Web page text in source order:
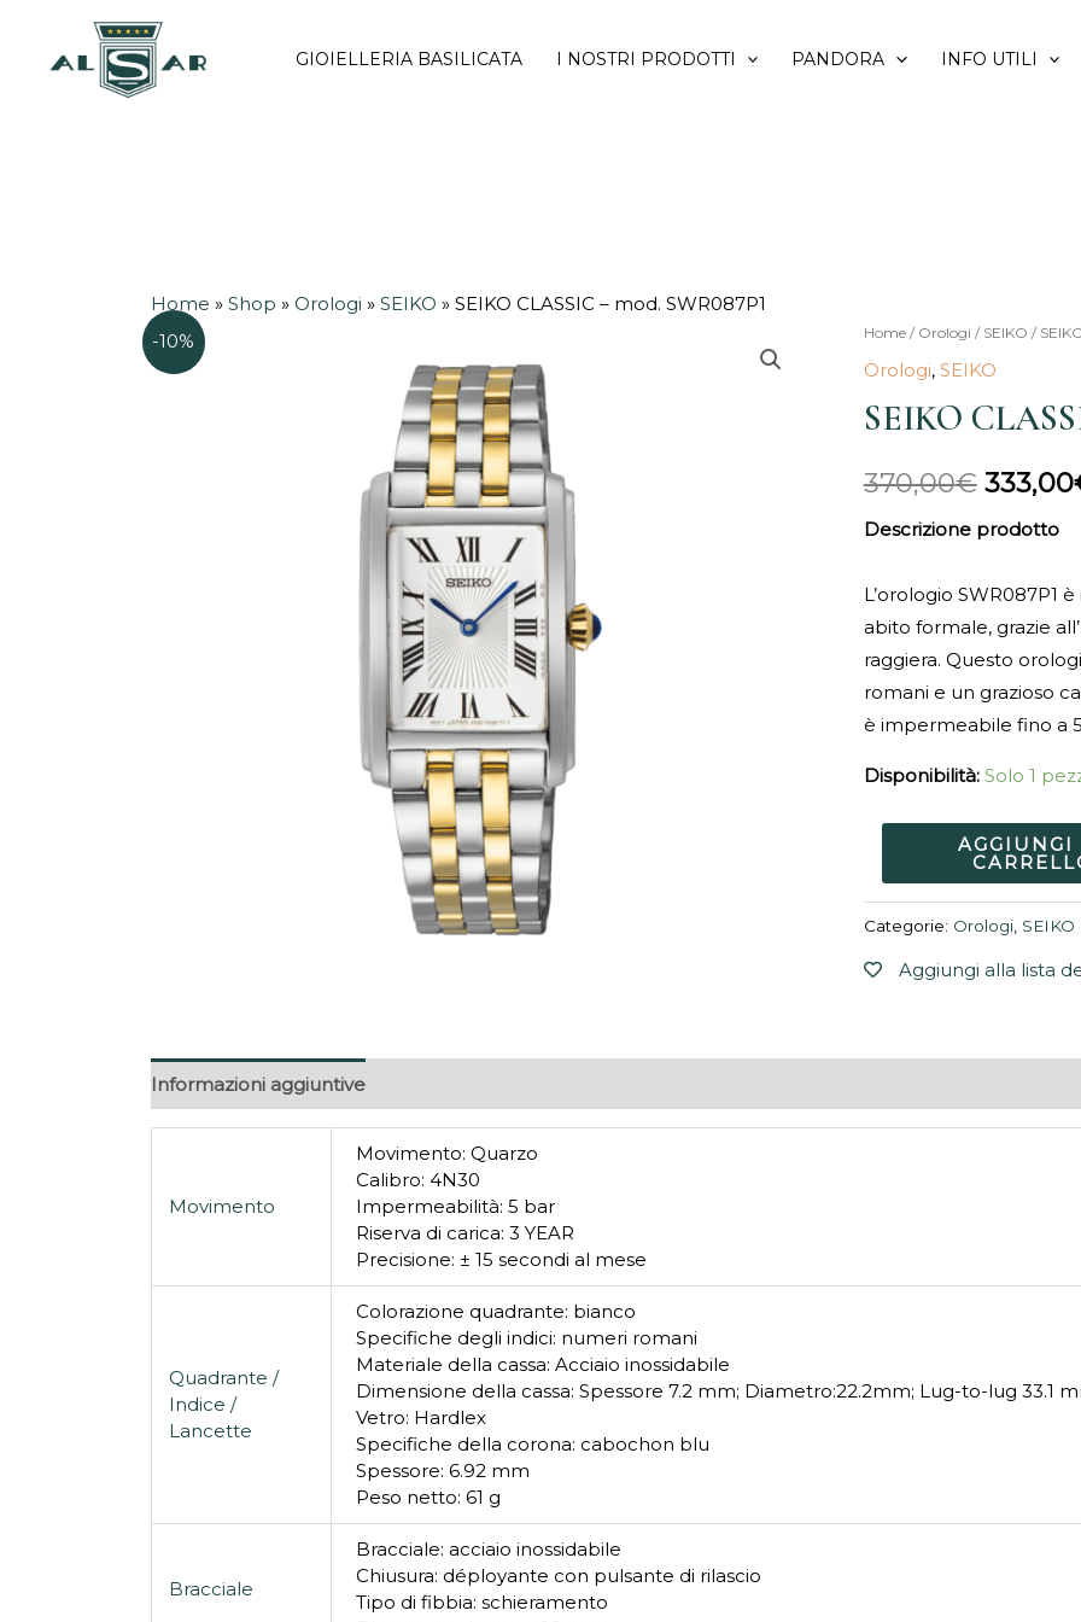
GIOIELLERIA BASILICATA I NOSTRI PRODOTTI PANDORA INFO UTILI
Home »Shop » Orologi »SEIKO »SEIKO CLASSIC – mod. SWR087P1
-10%
Home/ Orologi / SEIKO /
Orologi, SEIKO
SEIKO
370,00€
Il
era:
333,00
Descrizione prodotto
L’orologio SWR087P1
abito formale, grazie
raggiera. Questo
romani e un grazioso
è impermeabile fino a
Disponibilità: Solo 1
SEIKO
CLASSIC
-
mod.
quantità
AGGIUNGI
Categorie: Orologi, SEIKO
Aggiungi alla lista
Informazioni aggiuntive
Movimento
Movimento: Quarzo
Calibro: 4N30
Impermeabilità: 5 bar
Riserva di carica: 3 YEAR
Precisione: ± 15 secondi al mese
Quadrante /
Indice /
Lancette
Colorazione quadrante: bianco
Specifiche degli indici: numeri romani
Materiale della cassa: Acciaio inossidabile
Dimensione della cassa: Spessore 7.2 mm; Diametro:22.2mm; Lug-to-lug 33.1
Vetro: Hardlex
Specifiche della corona: cabochon blu
Spessore: 6.92 mm
Peso netto: 61 g
Bracciale
Bracciale: acciaio inossidabile
Chiusura: déployante con pulsante di rilascio
Tipo di fibbia: schieramento